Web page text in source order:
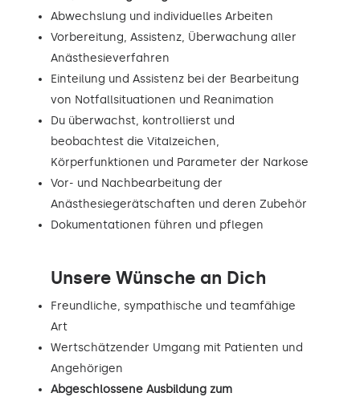
Abwechslung und individuelles Arbeiten
Vorbereitung, Assistenz, Überwachung aller
Anästhesieverfahren
Einteilung und Assistenz bei der Bearbeitung
von Notfallsituationen und Reanimation
Du überwachst, kontrollierst und
beobachtest die Vitalzeichen,
Körperfunktionen und Parameter der Narkose
Vor- und Nachbearbeitung der
Anästhesiegerätschaften und deren Zubehör
Dokumentationen führen und pflegen
Unsere Wünsche an Dich
Freundliche, sympathische und teamfähige
Art
Wertschätzender Umgang mit Patienten und
Angehörigen
Abgeschlossene Ausbildung zum